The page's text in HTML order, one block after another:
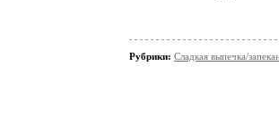
Рубрики: Сладкая выпечка/